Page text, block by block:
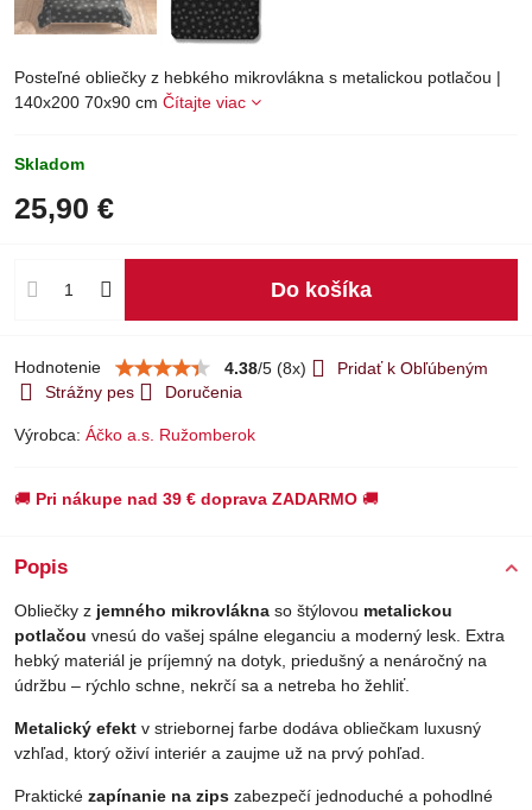
Posteľné obliečky z hebkého mikrovlákna s metalickou potlačou |
140x200 70x90 cm Čítajte viac
Skladom
25,90 €
Do košíka
Hodnotenie 4.38/5 (8x)
Pridať k Obľúbeným
Strážny pes
Doručenia
Výrobca: Áčko a.s. Ružomberok
🚚 Pri nákupe nad 39 € doprava ZADARMO 🚚
Popis
Obliečky z jemného mikrovlákna so štýlovou metalickou
potlačou vnesú do vašej spálne eleganciu a moderný lesk. Extra
hebký materiál je príjemný na dotyk, priedušný a nenáročný na
údržbu – rýchlo schne, nekrčí sa a netreba ho žehliť.
Metalický efekt v striebornej farbe dodáva obliečkam luxusný
vzhľad, ktorý oživí interiér a zaujme už na prvý pohľad.
Praktické zapínanie na zips zabezpečí jednoduché a pohodlné